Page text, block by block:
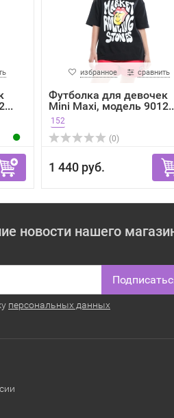
избранное сравнить
Футболка для девочек
Mini Maxi, модель
152
(0)
1 440 руб.
новости нашего
персональных данных